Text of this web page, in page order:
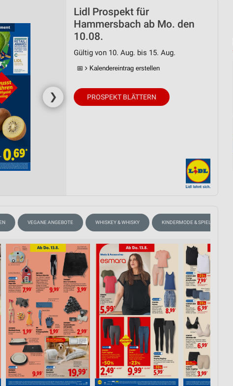
❯
Lidl Prospekt für
Hammersbach ab Mo. den
10.08.
Gültig von 10. Aug. bis 15. Aug.
📅 Kalendereintrag erstellen
PROSPEKT BLÄTTERN
VEGANE ANGEBOTE WHISKEY & WHISKY KINDERMODE & SPIELZEUG